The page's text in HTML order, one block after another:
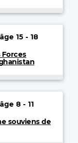
15 - 18
8 - 11
souviens de